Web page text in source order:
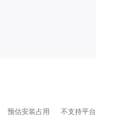
预估安装占用 不支持平台